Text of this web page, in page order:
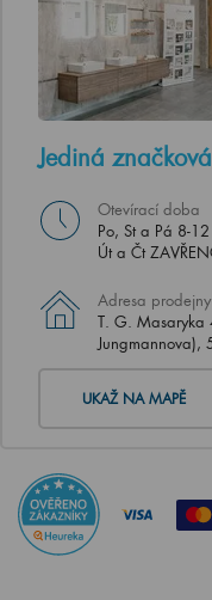
Jediná
Otevírací doba
Po, St a Pá 8-
Út a Čt
Adresa prodejny
T. G.
Jungmannova),
UKAŽ NA MAPĚ